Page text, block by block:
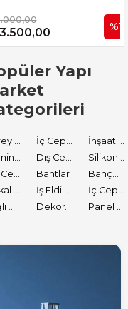
%10
Yapı
Sprey Boyalar İç Cephe Astarları
İnşaat Tamir Malzemeleri
Zemin Boyası
Dış Cephe Boyaları
Silikon ve Mastikler
Dış Cephe Astarları
Bantlar
Bahçe El Aletleri
Tutkal ve Yapıştırıcılar
İş Eldiveni
İç Cephe Boyaları
Yağlı Boyalar
Dekoratif Boyalar Panel Kapı Boyası